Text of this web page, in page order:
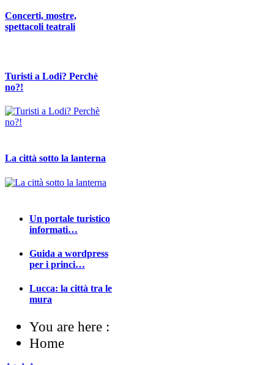
Concerti, mostre,
spettacoli teatrali
Turisti a Lodi? Perchè
no?!
La città sotto la lanterna
Un portale turistico
informati…
Guida a wordpress
per i princi…
Lucca: la città tra le
mura
You are here :
Home